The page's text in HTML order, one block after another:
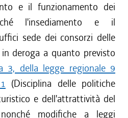
e il funzionamento dei
l'insediamento e il
sede dei consorzi delle
deroga a quanto previsto
3, della legge regionale 9
(Disciplina delle politiche
e dell'attrattività del
modifiche a leggi